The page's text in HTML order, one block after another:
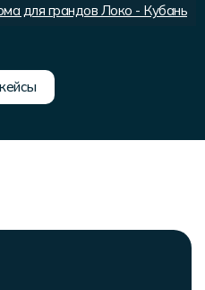
для грандов Локо - Кубань